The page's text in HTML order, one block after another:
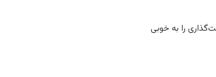
را به خوبی